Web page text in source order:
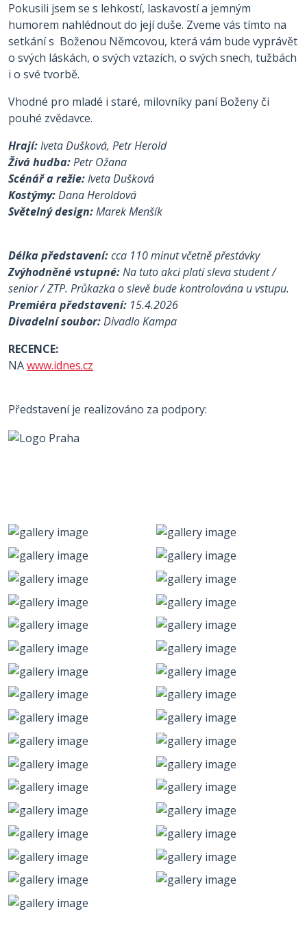
Pokusili jsem se s lehkostí, laskavostí a jemným
humorem nahlédnout do její duše. Zveme vás tímto na
setkání s Boženou Němcovou, která vám bude vyprávět
o svých láskách, o svých vztazích, o svých snech, tužbách
i o své tvorbě.
Vhodné pro mladé i staré, milovníky paní Boženy či
pouhé zvědavce.
Hrají:Iveta Dušková, Petr Herold
Živá hudba:Petr Ožana
Scénář a režie:Iveta Dušková
Kostýmy:Dana Heroldová
Světelný design:Marek Menšík
Délka představení:cca 110 minut včetně přestávky
Zvýhodněné vstupné:Na tuto akci platí sleva student /
senior / ZTP. Průkazka o slevě bude kontrolována u vstupu.
Premiéra představení: 15.4.2026
Divadelní soubor:Divadlo Kampa
RECENCE:
NAwww.idnes.cz
Představení je realizováno za podpory: